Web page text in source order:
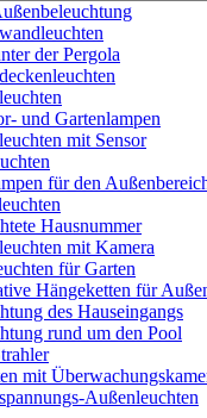
der Pergola
und Gartenlampen
mit Sensor
für den
Hausnummer
mit Kamera
für Garten
Hängeketten für
des Hauseingangs
rund um den Pool
mit
Außenleuchten